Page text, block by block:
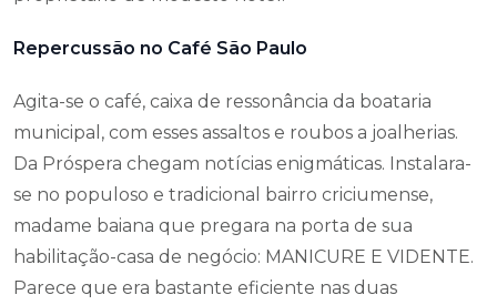
Repercussão no Café São Paulo
Agita-se o café, caixa de ressonância da boataria
municipal, com esses assaltos e roubos a joalherias.
Da Próspera chegam notícias enigmáticas. Instalara-
se no populoso e tradicional bairro criciumense,
madame baiana que pregara na porta de sua
habilitação-casa de negócio: MANICURE E VIDENTE.
Parece que era bastante eficiente nas duas